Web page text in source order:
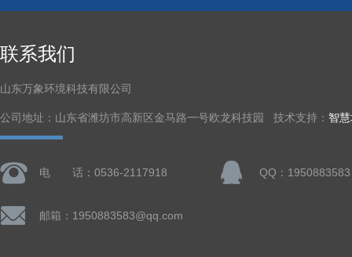
联系我们
山东万象环境科技有限公司
公司地址：山东省潍坊市高新区金马路一号欧龙科技园 技术支持： 智
电 话：0536-2117918 QQ：1950883583
邮箱：1950883583@qq.com